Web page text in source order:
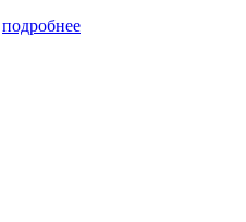
подробнее